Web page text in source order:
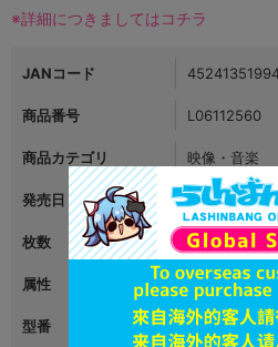
※詳細につきましてはコチラ
JANコード
商品番号 L06112560
商品カテゴリ 映像・音楽
発売日 2024年09月
枚数 3
属性 アニメ・コミ
型番 PCCG-